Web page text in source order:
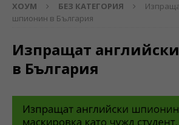
ХОУМ БЕЗ КАТЕГОРИЯ
шпионин в България
Изпращат
в България